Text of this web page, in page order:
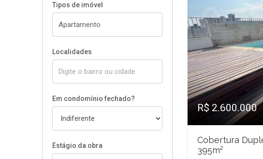
Tipos de imóvel
Localidades
Em condomínio fechado?
Estágio da obra
R$ 2.600.000
Cobertura
395m²